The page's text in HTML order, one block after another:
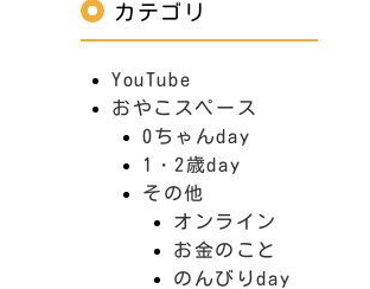
カテゴリ
YouTube
おやこスペース
0ちゃんday
1・2歳day
その他
オンライン
お金のこと
のんびりday